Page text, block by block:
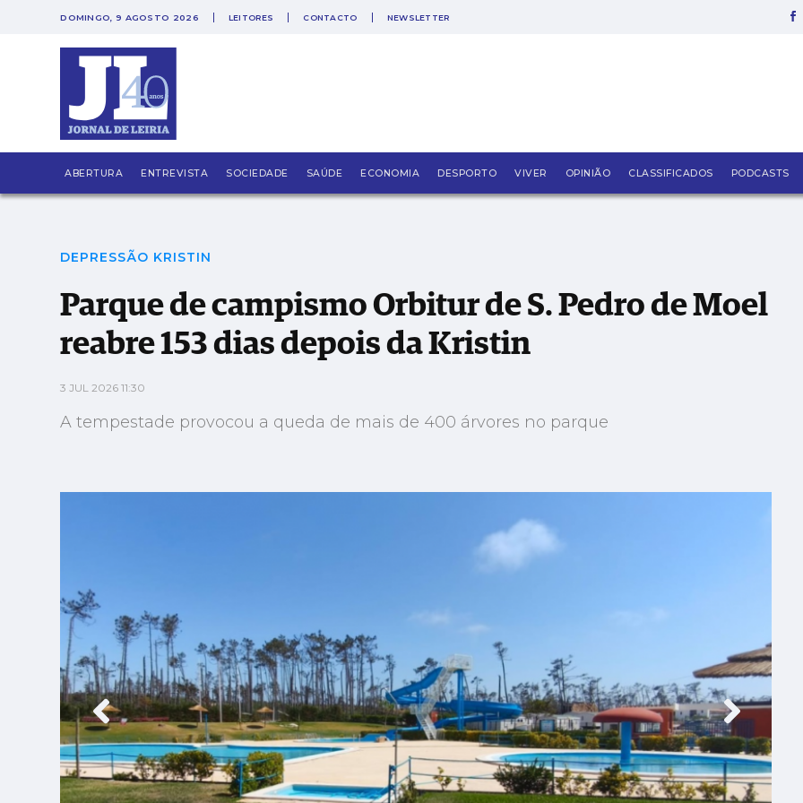
DOMINGO, 9 AGOSTO 2026 LEITORES CONTACTO NEWSLETTER
ABERTURA ENTREVISTA SOCIEDADE SAÚDE ECONOMIA DESPORTO VIVER OPINIÃO CLASSIFICADOS PODCASTS
Parque de campismo Orbitur de S. Pedro de Moel reabre 153 dias depois da Kristin
DEPRESSÃO KRISTIN
Parque de campismo Orbitur de S. Pedro de Moel
reabre 153 dias depois da Kristin
3 JUL 2026 11:30
A tempestade provocou a queda de mais de 400 árvores no parque